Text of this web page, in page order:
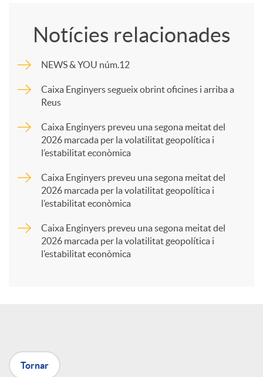
p
a
X
Notícies relacionades
NEWS & YOU núm.12
Caixa Enginyers segueix obrint oficines i arriba a
Reus
Caixa Enginyers preveu una segona meitat del
2026 marcada per la volatilitat geopolítica i
l’estabilitat econòmica
Caixa Enginyers preveu una segona meitat del
2026 marcada per la volatilitat geopolítica i
l’estabilitat econòmica
Caixa Enginyers preveu una segona meitat del
2026 marcada per la volatilitat geopolítica i
l’estabilitat econòmica
Tornar